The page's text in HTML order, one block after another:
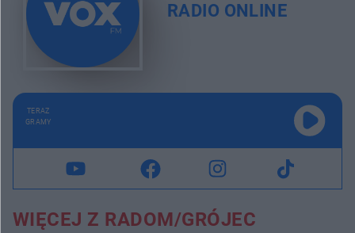
RADIO ONLINE
TERAZ
GRAMY
WIĘCEJ Z RADOM/GRÓJEC